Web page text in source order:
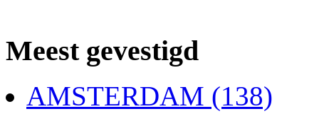
Meest gevestigd
AMSTERDAM (138)